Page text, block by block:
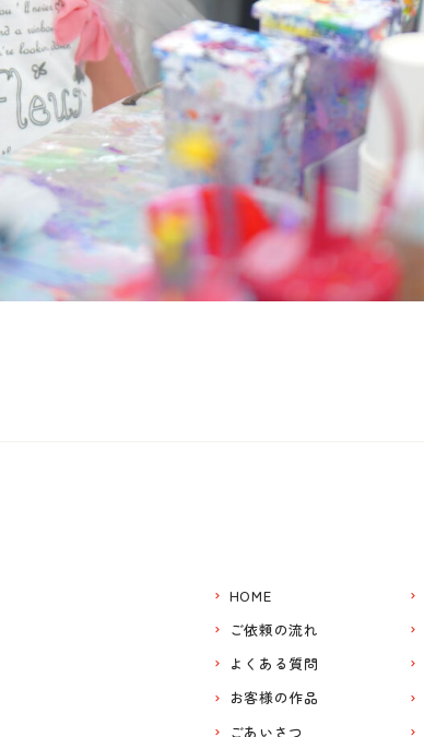
HOME
ご依頼の流れ
よくある質問
お客様の作品
ごあいさつ